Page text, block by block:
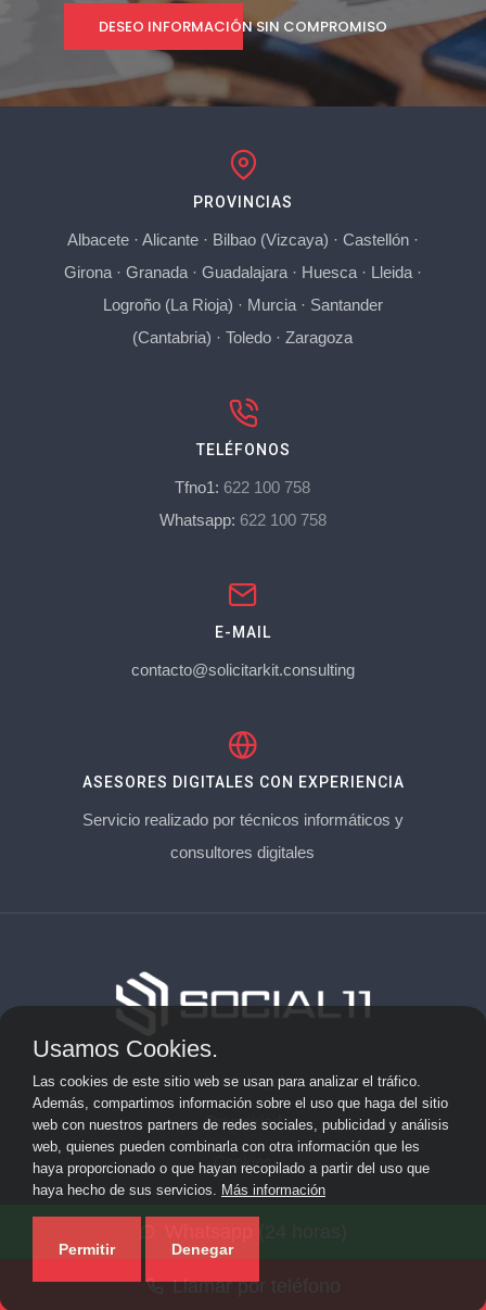
Llamar por teléfono
DESEO INFORMACIÓN SIN COMPROMISO
PROVINCIAS
Albacete· Alicante· Bilbao (Vizcaya) · Castellón·
Girona· Granada· Guadalajara· Huesca· Lleida·
Logroño (La Rioja) · Murcia· Santander
(Cantabria) ·Toledo ·Zaragoza
TELÉFONOS
Tfno1: 622 100 758
Whatsapp: 622 100 758
E-MAIL
contacto@solicitarkit.consulting
ASESORES DIGITALES CON EXPERIENCIA
Servicio realizado por técnicos informáticos y
consultores digitales
Aviso Legal
Privacidad
Cookies
Consulting en su provincia ·
Usamos Cookies.
Las cookies de este sitio web se usan para analizar el tráfico.
Además, compartimos información sobre el uso que haga del sitio
web con nuestros partners de redes sociales, publicidad y análisis
web, quienes pueden combinarla con otra información que les
haya proporcionado o que hayan recopilado a partir del uso que
haya hecho de sus servicios. Más información
Permitir Denegar